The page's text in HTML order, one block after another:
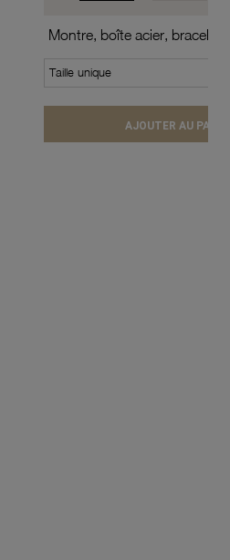
Taille unique
AJOUTER AU